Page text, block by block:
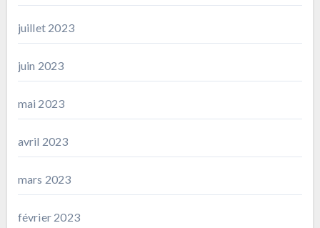
juillet 2023
juin 2023
mai 2023
avril 2023
mars 2023
février 2023